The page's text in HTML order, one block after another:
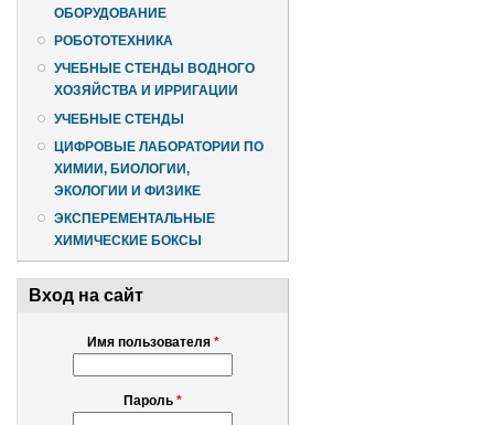
ОБОРУДОВАНИЕ
РОБОТОТЕХНИКА
УЧЕБНЫЕ СТЕНДЫ ВОДНОГО
ХОЗЯЙСТВА И ИРРИГАЦИИ
УЧЕБНЫЕ СТЕНДЫ
ЦИФРОВЫЕ ЛАБОРАТОРИИ ПО
ХИМИИ, БИОЛОГИИ,
ЭКОЛОГИИ И ФИЗИКЕ
ЭКСПЕРЕМЕНТАЛЬНЫЕ
ХИМИЧЕСКИЕ БОКСЫ
Вход на сайт
Имя пользователя *
Пароль *